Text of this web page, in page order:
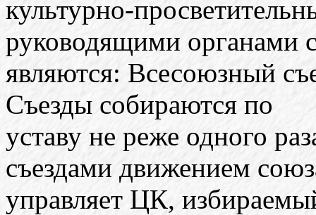
культурно-
руководящими органами
являются: Всесоюзный
Съезды собираются по
уставу не реже одного
съездами движением
управляет ЦК,